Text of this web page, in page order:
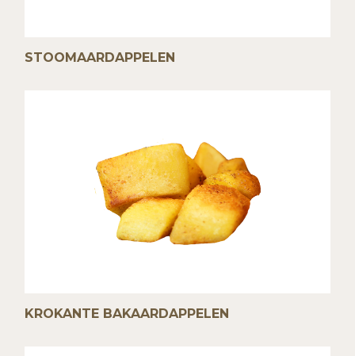
STOOMAARDAPPELEN
KROKANTE BAKAARDAPPELEN